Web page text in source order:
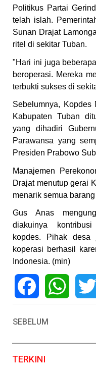
Politikus Partai
telah islah.
Sunan Drajat
ritel di sekitar Tuban.
"Hari ini juga
beroperasi. Mereka
terbukti sukses di
Sebelumnya, Kopdes
Kabupaten Tuban
yang dihadiri
Parawansa yang
Presiden Prabowo
Manajemen
Drajat menutup gerai
menarik semua
Gus Anas
diakuinya
kopdes. Pihak desa
koperasi berhasil
Indonesia. (min)
SEBELUM
TERKINI